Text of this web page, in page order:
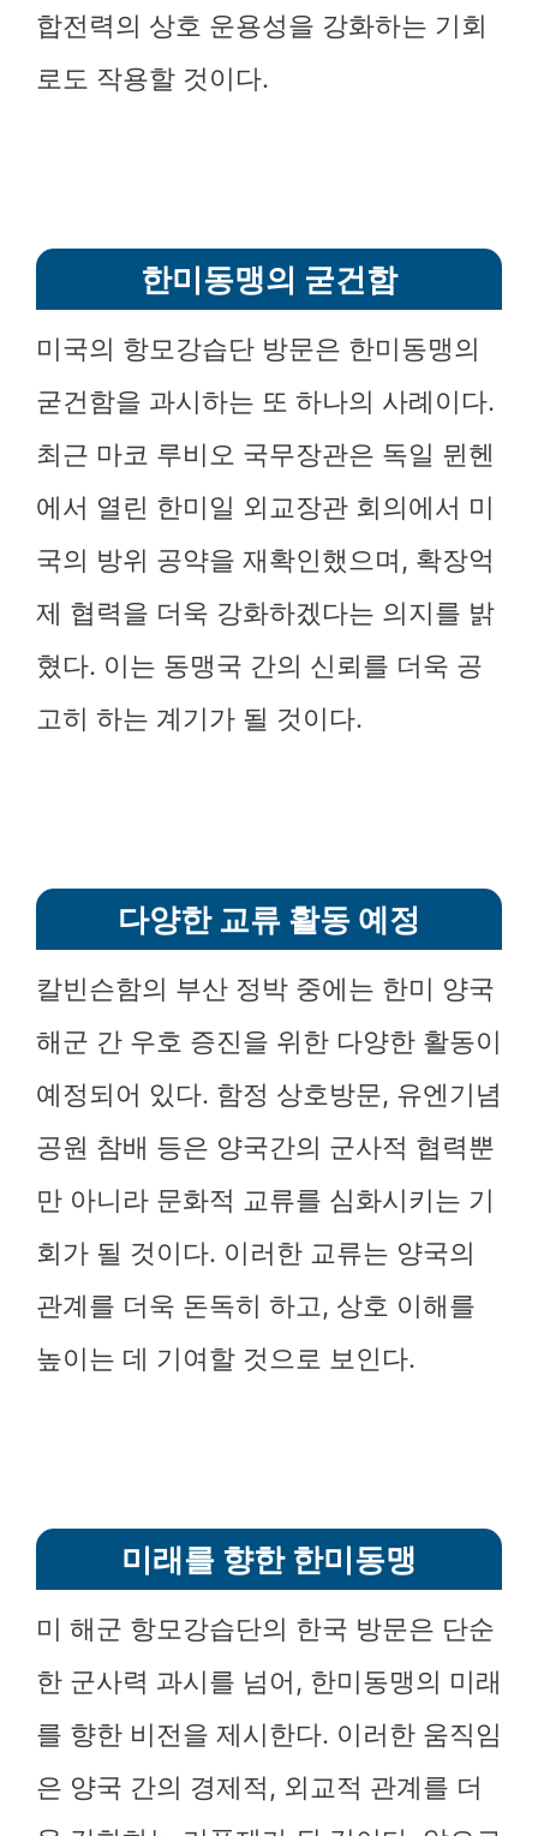
합전력의 상호 운용성을 강화하는 기회
로도 작용할 것이다.
한미동맹의 굳건함
미국의 항모강습단 방문은 한미동맹의
굳건함을 과시하는 또 하나의 사례이다.
최근 마코 루비오 국무장관은 독일 뮌헨
에서 열린 한미일 외교장관 회의에서 미
국의 방위 공약을 재확인했으며, 확장억
제 협력을 더욱 강화하겠다는 의지를 밝
혔다. 이는 동맹국 간의 신뢰를 더욱 공
고히 하는 계기가 될 것이다.
다양한 교류 활동 예정
칼빈슨함의 부산 정박 중에는 한미 양국
해군 간 우호 증진을 위한 다양한 활동이
예정되어 있다. 함정 상호방문, 유엔기념
공원 참배 등은 양국간의 군사적 협력뿐
만 아니라 문화적 교류를 심화시키는 기
회가 될 것이다. 이러한 교류는 양국의
관계를 더욱 돈독히 하고, 상호 이해를
높이는 데 기여할 것으로 보인다.
미래를 향한 한미동맹
미 해군 항모강습단의 한국 방문은 단순
한 군사력 과시를 넘어, 한미동맹의 미래
를 향한 비전을 제시한다. 이러한 움직임
은 양국 간의 경제적, 외교적 관계를 더